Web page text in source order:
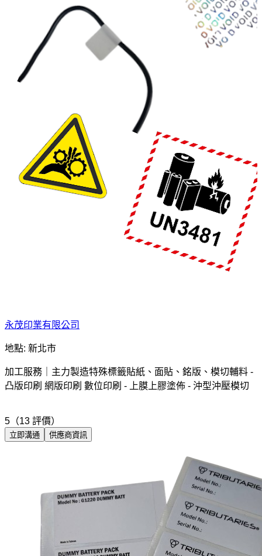
永茂印業有限公司
地點: 新北市
加工服務｜主力製造特殊標籤貼紙、面貼、銘版、模切輔料 -
凸版印刷 網版印刷 數位印刷 - 上膜上膠塗佈 - 沖型沖壓模切
5（13 評價）
立即溝通 供應商資訊